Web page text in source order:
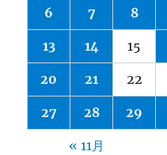
6 7 8
13 14 15
20 21 22
27 28 29
« 11月